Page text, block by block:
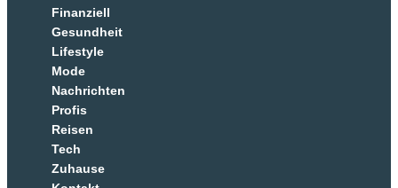
Finanziell
Gesundheit
Lifestyle
Mode
Nachrichten
Profis
Reisen
Tech
Zuhause